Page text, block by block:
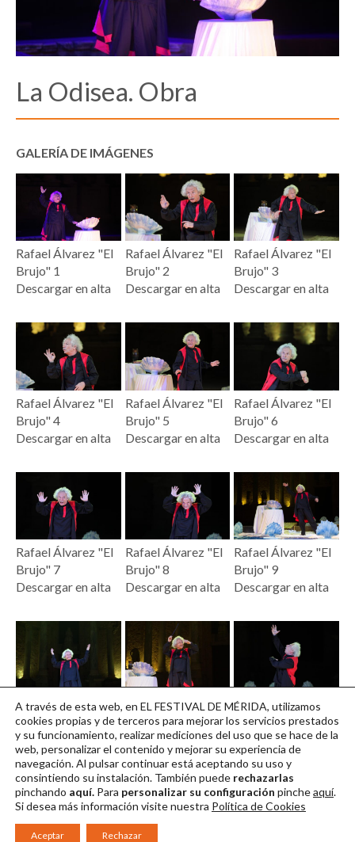
La Odisea. Obra
GALERÍA DE IMÁGENES
Rafael Álvarez "El
Brujo" 1
Descargar en alta
Rafael Álvarez "El
Brujo" 2
Descargar en alta
Rafael Álvarez "El
Brujo" 3
Descargar en alta
Rafael Álvarez "El
Brujo" 4
Descargar en alta
Rafael Álvarez "El
Brujo" 5
Descargar en alta
Rafael Álvarez "El
Brujo" 6
Descargar en alta
Rafael Álvarez "El
Brujo" 7
Descargar en alta
Rafael Álvarez "El
Brujo" 8
Descargar en alta
Rafael Álvarez "El
Brujo" 9
Descargar en alta
Rafael Álvarez "El
Brujo" 10
Descargar en alta
Rafael Álvarez "El
Brujo" 11
Descargar en alta
Rafael Álvarez "El
Brujo" 12
Descargar en alta
A través de esta web, en EL FESTIVAL DE MÉRIDA, utilizamos
cookies propias y de terceros para mejorar los servicios prestados
y su funcionamiento, realizar mediciones del uso que se hace de la
web, personalizar el contenido y mejorar su experiencia de
navegación. Al pulsar continuarestá aceptando su uso y
consintiendo su instalación. También puede rechazarlas
pinchando aquí. Para personalizar su configuración pincheaquí.
Si desea más información visite nuestra Política de Cookies
Aceptar Rechazar